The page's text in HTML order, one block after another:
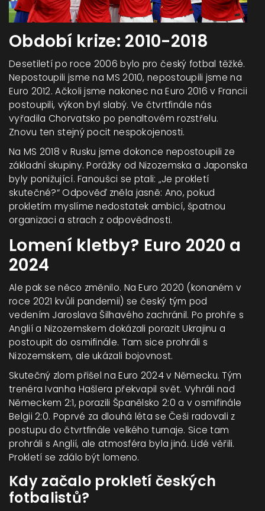
Období krize: 2010-2018
Desetiletí po roce 2006 bylo pro český fotbal těžké.
Nepostoupili jsme na MS 2010, nepostoupili jsme na
Euro 2012. Ačkoli jsme nakonec na Euro 2016 v Francii
postoupili, výkon byl slabý. Ve čtvrtfinále nás
vyřadila Chorvatsko po penaltovém rozstřelu.
Znovu ten stejný pocit nespokojenosti.
Na MS 2018 v Rusku jsme dokonce nepostoupili ze
základní skupiny. Porážky od Nizozemska a Japonska
byly ponižující. Fanoušci se ptali: „Je prokletí
skutečné?“ Odpověď zněla jasně: Ano, pokud
prokletím myslíme nedostatek ambicí, špatnou
organizaci a strach z odpovědnosti.
Lomení kletby? Euro 2020 a
2024
Ale pak se něco změnilo. Na Euro 2020 (konaném v
roce 2021 kvůli pandemii) se český tým pod
vedením Jaroslava Šilhavého zachránil. Po prohře s
Anglií a Nizozemskem dokázali porazit Ukrajinu a
postoupit do osmifinále. Tam sice prohráli s
Nizozemskem, ale ukázali bojovnost.
Skutečný zlom přišel na Euro 2024 v Německu. Tým
trenéra Ivanha Hašlera překvapil svět. Vyhráli nad
Německem 2:1, porazili Španělsko 2:0 a v osmifinále
Belgii 2:0. Poprvé za dlouhá léta se Češi radovali z
postupu do čtvrtfinále velkého turnaje. Sice tam
prohráli s Anglií, ale atmosféra byla jiná. Lidé věřili.
Prokletí se zdálo být lomeno.
Kdy začalo prokletí českých
fotbalistů?